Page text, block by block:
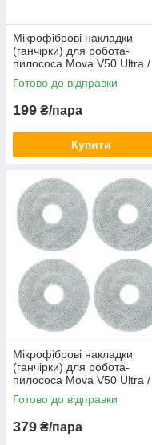
Мікрофіброві накладки
(ганчірки) для робота-
пилососа Mova V50 Ultra /
MOBIUS 60 ( RLV72LE-1 /
RLV72LE-1-bl / RLV83LE ) 2
Готово до відправки
199 ₴/пара
Купити
Мікрофіброві накладки
(ганчірки) для робота-
пилососа Mova V50 Ultra /
MOBIUS 60 ( RLV72LE-1 /
RLV72LE-1-bl / RLV83LE ) 4
Готово до відправки
379 ₴/пара